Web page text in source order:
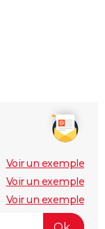
Voir un exemple
Voir un exemple
Voir un exemple